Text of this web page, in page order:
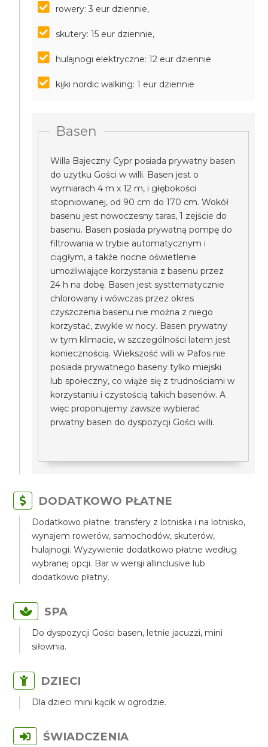
rowery: 3 eur dziennie,
skutery: 15 eur dziennie,
hulajnogi elektryczne: 12 eur dziennie
kijki nordic walking: 1 eur dziennie
Basen
Willa Bajeczny Cypr posiada prywatny basen
do użytku Gości w willi. Basen jest o
wymiarach 4 m x 12 m, i głębokości
stopniowanej, od 90 cm do 170 cm. Wokół
basenu jest nowoczesny taras, 1 zejście do
basenu. Basen posiada prywatną pompę do
filtrowania w trybie automatycznym i
ciągłym, a także nocne oświetlenie
umożliwiające korzystania z basenu przez
24 h na dobę. Basen jest systtematycznie
chlorowany i wówczas przez okres
czyszczenia basenu nie można z niego
korzystać, zwykle w nocy. Basen prywatny
w tym klimacie, w szczególności latem jest
koniecznością. Wiekszość willi w Pafos nie
posiada prywatnego baseny tylko miejski
lub społeczny, co wiąże się z trudnościami w
korzystaniu i czystością takich basenów. A
więc proponujemy zawsze wybierać
prwatny basen do dyspozycji Gości willi.
DODATKOWO PŁATNE
Dodatkowo płatne: transfery z lotniska i na lotnisko,
wynajem rowerów, samochodów, skuterów,
hulajnogi. Wyżywienie dodatkowo płatne według
wybranej opcji. Bar w wersji allinclusive lub
dodatkowo płatny.
SPA
Do dyspozycji Gości basen, letnie jacuzzi, mini
siłownia.
DZIECI
Dla dzieci mini kącik w ogrodzie.
ŚWIADCZENIA